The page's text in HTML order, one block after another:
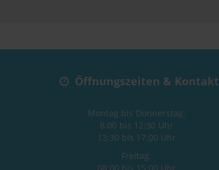
Öffnungszeiten & Kontakt
Montag bis Donnerstag:
8:00 bis 12:30 Uhr
13:30 bis 17:00 Uhr
Freitag: